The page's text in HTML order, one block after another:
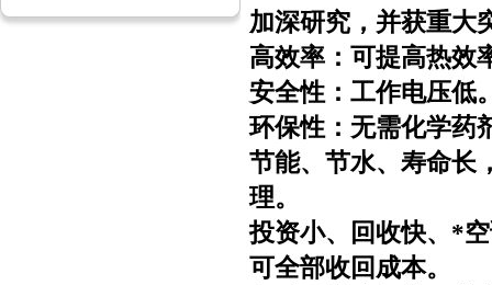
加深研究，并获重大
高效率：可提高热效
安全性：工作电压低
环保性：无需化学药
节能、节水、寿命长
理。
投资小、回收快、*
可全部收回成本。